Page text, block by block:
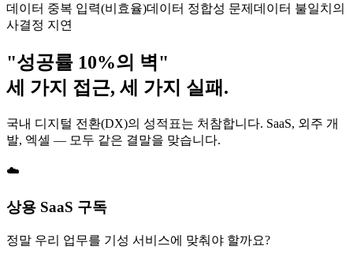
데이터 중복 입력(비효율)데이터 정합성 문제 데이터 불일치 의
사결정 지연
"성공률 10%의 벽"
세 가지 접근, 세 가지 실패.
국내 디지털 전환(DX)의 성적표는 처참합니다. SaaS, 외주 개
발, 엑셀 — 모두 같은 결말을 맞습니다.
☁️
상용 SaaS 구독
정말 우리 업무를 기성 서비스에 맞춰야 할까요?